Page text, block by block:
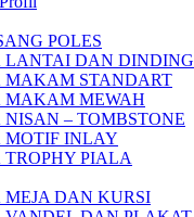
POLES
LANTAI DAN DINDING
MAKAM STANDART
MAKAM MEWAH
NISAN – TOMBSTONE
MOTIF INLAY
TROPHY PIALA
MEJA DAN KURSI